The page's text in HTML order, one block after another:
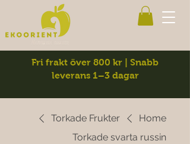
Fri frakt över 800 kr | Snabb
leverans 1–3 dagar
Home
Torkade Frukter
Torkade svarta russin